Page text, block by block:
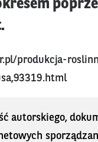
produkcja-
autorskiego,